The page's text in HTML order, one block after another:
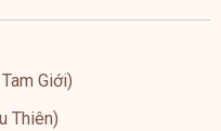
Giới)
Thiên)